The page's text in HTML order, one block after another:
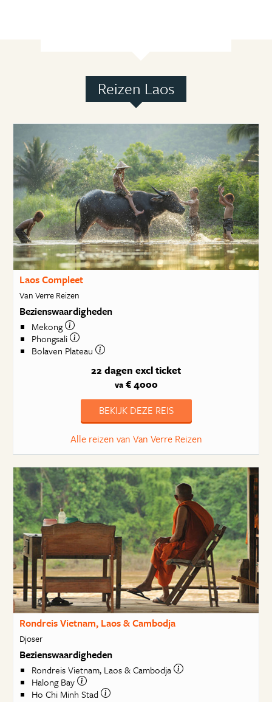
Reizen Laos
Laos Compleet
Van Verre Reizen
Bezienswaardigheden
Mekong
Phongsali
Bolaven Plateau
22 dagen excl ticket
va€ 4000
BEKIJK DEZE REIS
Alle reizen van Van Verre Reizen
Rondreis Vietnam, Laos & Cambodja
Djoser
Bezienswaardigheden
Rondreis Vietnam, Laos & Cambodja
Halong Bay
Ho Chi Minh Stad